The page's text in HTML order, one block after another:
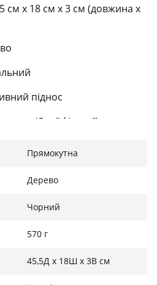
см x 18 см x 3 см (довжина x
піднос
надійної фіксації
Прямокутна
Дерево
Чорний
570 г
45,5Д x 18Ш x 3В см